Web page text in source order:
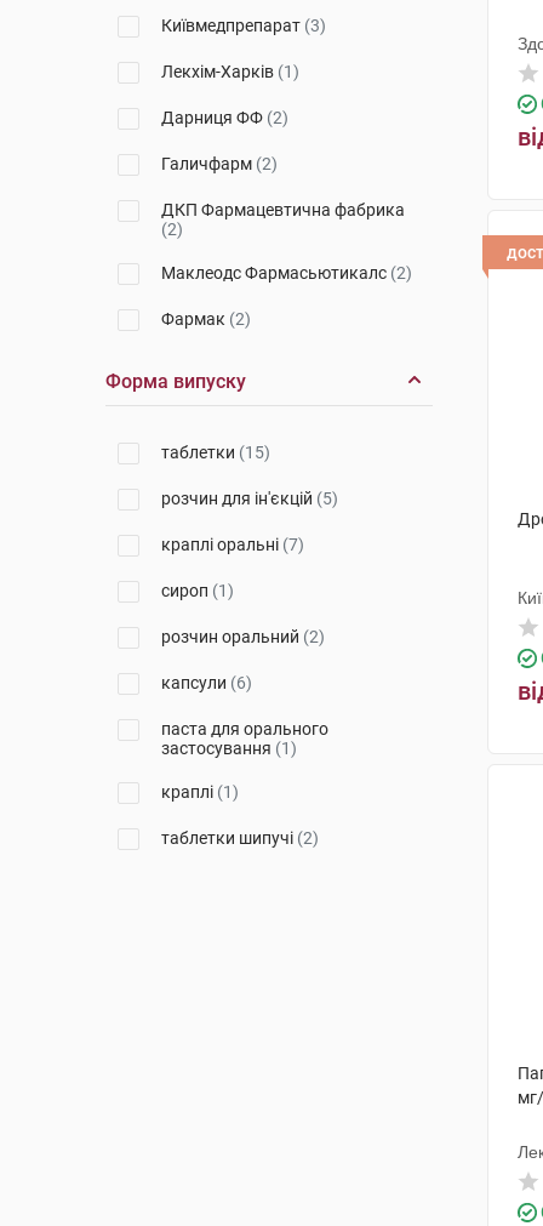
Київмедпрепарат (3)
Лекхім-Харків (1)
Дарниця ФФ (2)
Галичфарм (2)
ДКП Фармацевтична фабрика
(2)
Маклеодс Фармасьютикалс (2)
Фармак (2)
Гербаполь Варшава(1)
Біонорика(2)
Органік Хелс(1)
Валартін Фарма(1)
Чарлі ПП
Мігуель і Гарріга(1)
Кусум Хелтхкер
Озимук Фарм(1)
Інтернасьоналес
Сінтон Хіспанія(1)
Форма випуску
таблетки (15)
розчин для ін'єкцій (5)
краплі оральні (7)
сироп (1)
розчин оральний (2)
капсули (6)
паста для орального
застосування (1)
краплі (1)
таблетки шипучі (2)